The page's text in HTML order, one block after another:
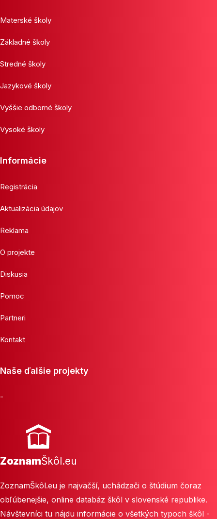
Materské školy
Základné školy
Stredné školy
Jazykové školy
Vyššie odborné školy
Vysoké školy
Informácie
Registrácia
Aktualizácia údajov
Reklama
O projekte
Diskusia
Pomoc
Partneri
Kontakt
Naše ďalšie projekty
-
ZoznamŠkôl.eu
ZoznamŠkôl.eu je najväčší, uchádzači o štúdium čoraz
obľúbenejšie, online databáz škôl v slovenské republike.
Návštevníci tu nájdu informácie o všetkých typoch škôl -